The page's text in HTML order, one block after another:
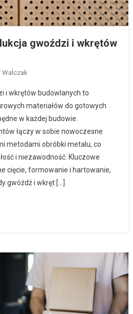
gwoździ i wkrętów
i wkrętów budowlanych to
materiałów do gotowych
w każdej budowie.
łączy w sobie nowoczesne
metodami obróbki metalu, co
i niezawodność. Kluczowe
cięcie, formowanie i hartowanie,
gwóźdź i wkręt […]